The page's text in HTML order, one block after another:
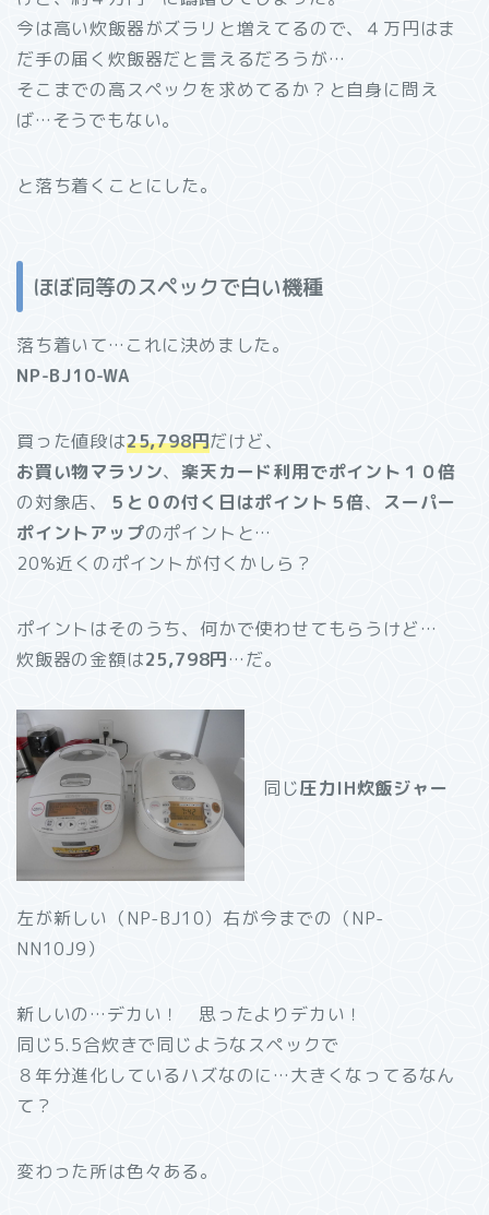
今は高い炊飯器がズラリと増えてるので、４万円はま
だ手の届く炊飯器だと言えるだろうが…
そこまでの高スペックを求めてるか？と自身に問え
ば…そうでもない。
と落ち着くことにした。
ほぼ同等のスペックで白い機種
落ち着いて…これに決めました。
NP-BJ10-WA
買った値段は25,798円だけど、
お買い物マラソン、楽天カード利用でポイント１０倍
の対象店、
５と０の付く日はポイント５倍、 スーパー
ポイントアップのポイントと…
20%近くのポイントが付くかしら？
ポイントはそのうち、何かで使わせてもらうけど…
炊飯器の金額は25,798円…だ。
同じ圧力IH炊飯ジャー
左が新しい（NP-BJ10）右が今までの（NP-
NN10J9）
新しいの…デカい！ 思ったよりデカい！
同じ5.5合炊きで同じようなスペックで
８年分進化しているハズなのに…大きくなってるなん
て？
変わった所は色々ある。